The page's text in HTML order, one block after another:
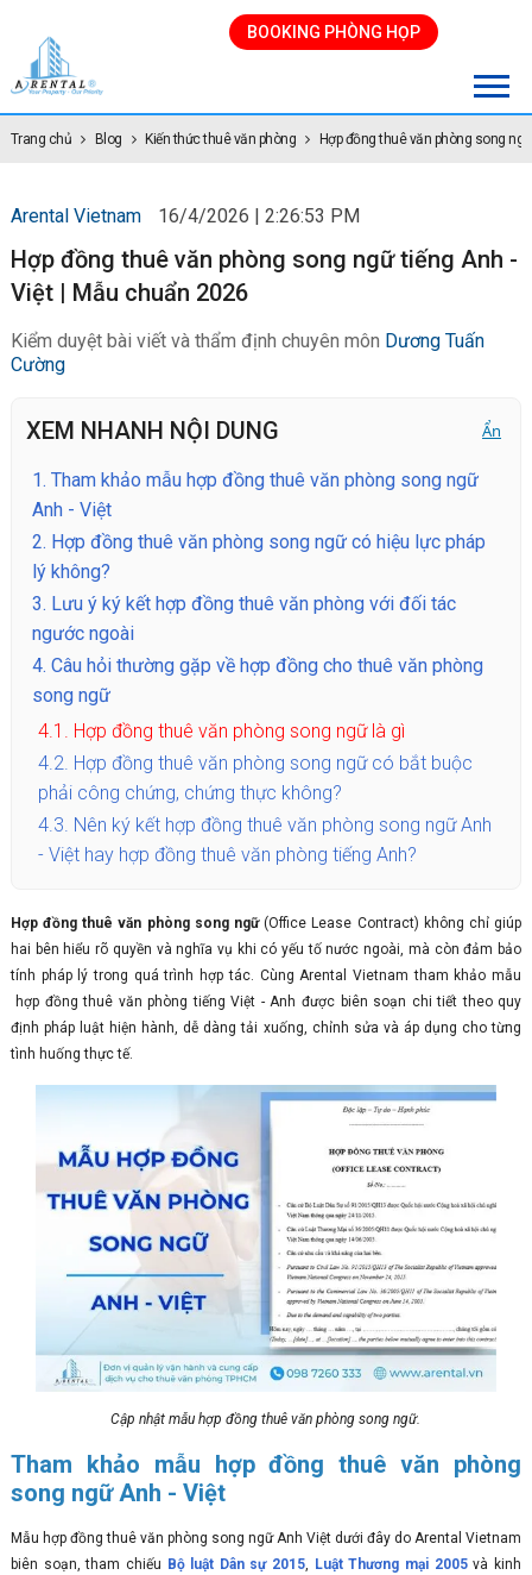
BOOKING PHÒNG HỌP
Trang chủ Blog Kiến thức thuê văn phòng Hợp đồng thuê văn phòng song ngữ
Arental Vietnam 16/4/2026 | 2:26:53 PM
Hợp đồng thuê văn phòng song ngữ tiếng Anh -
Việt | Mẫu chuẩn 2026
Kiểm duyệt bài viết và thẩm định chuyên môn Dương Tuấn
Cường
XEM NHANH NỘI DUNG Ẩn
1. Tham khảo mẫu hợp đồng thuê văn phòng song ngữ
Anh - Việt
2. Hợp đồng thuê văn phòng song ngữ có hiệu lực pháp
lý không?
3. Lưu ý ký kết hợp đồng thuê văn phòng với đối tác
ngước ngoài
4. Câu hỏi thường gặp về hợp đồng cho thuê văn phòng
song ngữ
4.1. Hợp đồng thuê văn phòng song ngữ là gì
4.2. Hợp đồng thuê văn phòng song ngữ có bắt buộc
phải công chứng, chứng thực không?
4.3. Nên ký kết hợp đồng thuê văn phòng song ngữ Anh
- Việt hay hợp đồng thuê văn phòng tiếng Anh?
Hợp đồng thuê văn phòng song ngữ(Office Lease Contract) không chỉ giúp
hai bên hiểu rõ quyền và nghĩa vụ khi có yếu tố nước ngoài, mà còn đảm bảo
tính pháp lý trong quá trình hợp tác. Cùng Arental Vietnam tham khảo mẫu
hợp đồng thuê văn phòng tiếng Việt - Anh được biên soạn chi tiết theo quy
định pháp luật hiện hành, dễ dàng tải xuống, chỉnh sửa và áp dụng cho từng
tình huống thực tế.
Cập nhật mẫu hợp đồng thuê văn phòng song ngữ.
Tham khảo mẫu hợp đồng thuê văn phòng
song ngữ Anh - Việt
Mẫu hợp đồng thuê văn phòng song ngữ Anh Việt dưới đây do Arental Vietnam
biên soạn, tham chiếu Bộ luật Dân sự 2015, Luật Thương mại 2005và kinh